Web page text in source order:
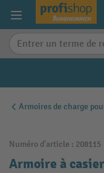
content
Armoires de charge
Numéro d'article : 208115
Armoire à